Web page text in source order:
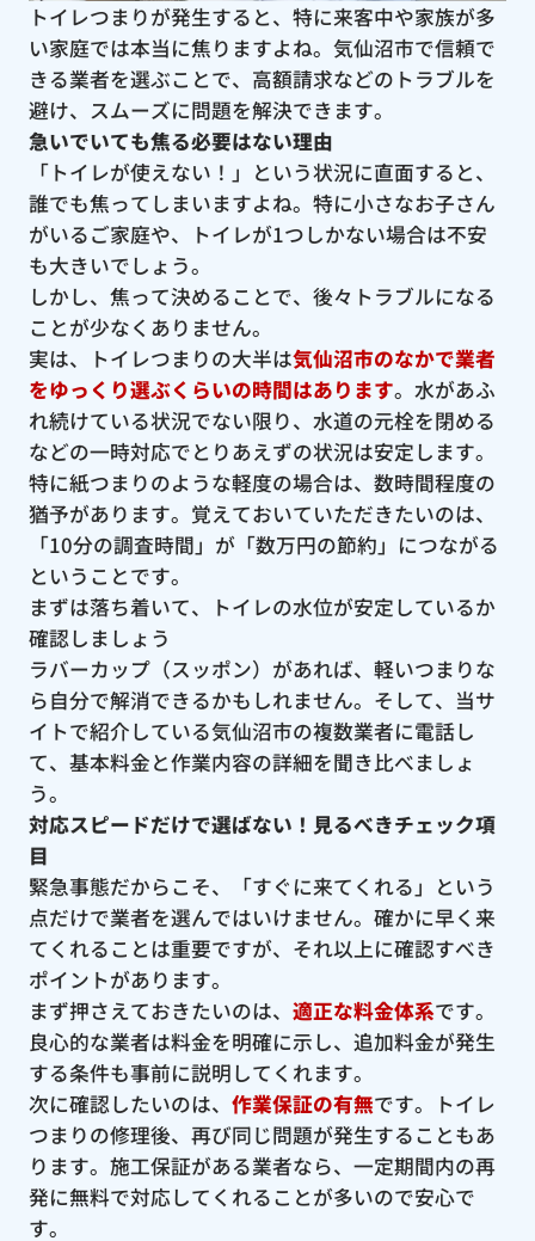
トイレつまりが発生すると、特に来客中や家族が多
い家庭では本当に焦りますよね。気仙沼市で信頼で
きる業者を選ぶことで、高額請求などのトラブルを
避け、スムーズに問題を解決できます。
急いでいても焦る必要はない理由
「トイレが使えない！」という状況に直面すると、
誰でも焦ってしまいますよね。特に小さなお子さん
がいるご家庭や、トイレが1つしかない場合は不安
も大きいでしょう。
しかし、焦って決めることで、後々トラブルになる
ことが少なくありません。
実は、トイレつまりの大半は気仙沼市のなかで業者
をゆっくり選ぶくらいの時間はあります。水があふ
れ続けている状況でない限り、水道の元栓を閉める
などの一時対応でとりあえずの状況は安定します。
特に紙つまりのような軽度の場合は、数時間程度の
猶予があります。覚えておいていただきたいのは、
「10分の調査時間」が「数万円の節約」につながる
ということです。
まずは落ち着いて、トイレの水位が安定しているか
確認しましょう
ラバーカップ（スッポン）があれば、軽いつまりな
ら自分で解消できるかもしれません。そして、当サ
イトで紹介している気仙沼市の複数業者に電話し
て、基本料金と作業内容の詳細を聞き比べましょ
う。
対応スピードだけで選ばない！見るべきチェック項
目
緊急事態だからこそ、「すぐに来てくれる」という
点だけで業者を選んではいけません。確かに早く来
てくれることは重要ですが、それ以上に確認すべき
ポイントがあります。
まず押さえておきたいのは、 適正な料金体系です。
良心的な業者は料金を明確に示し、追加料金が発生
する条件も事前に説明してくれます。
次に確認したいのは、 作業保証の有無です。トイレ
つまりの修理後、再び同じ問題が発生することもあ
ります。施工保証がある業者なら、一定期間内の再
発に無料で対応してくれることが多いので安心で
す。